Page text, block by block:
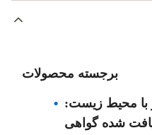
برجسته محصولات
با محیط زیست:
شده گواهی